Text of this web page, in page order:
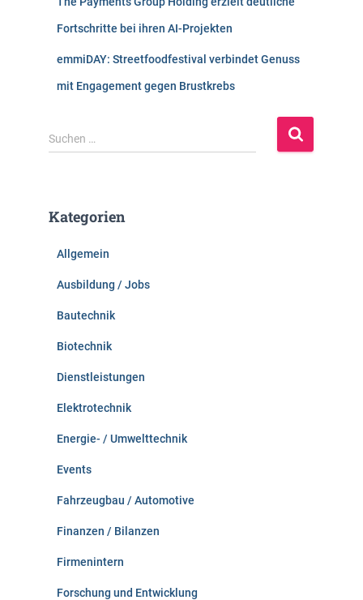
Fortschritte bei ihren AI-Projekten
emmiDAY: Streetfoodfestival verbindet Genuss
mit Engagement gegen Brustkrebs
S
u
n
Suchen …
Kategorien
Allgemein
Ausbildung / Jobs
Bautechnik
Biotechnik
Dienstleistungen
Elektrotechnik
Energie- / Umwelttechnik
Events
Fahrzeugbau / Automotive
Finanzen / Bilanzen
Firmenintern
Forschung und Entwicklung